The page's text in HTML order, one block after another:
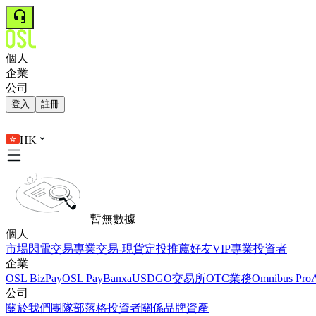
個人
企業
公司
登入 註冊
HK
暫無數據
個人
市場閃電交易專業交易-現貨定投推薦好友VIP專業投資者
企業
OSL BizPayOSL PayBanxaUSDGO交易所OTC業務Omnibus Pro
公司
關於我們 團隊部落格投資者關係品牌資產